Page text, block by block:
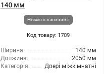
140 мм
Немає в наявності
Код товару: 1709
Ширина:
140 мм
Довжина:
2050 мм
Категорія:
Двері міжкімнатні